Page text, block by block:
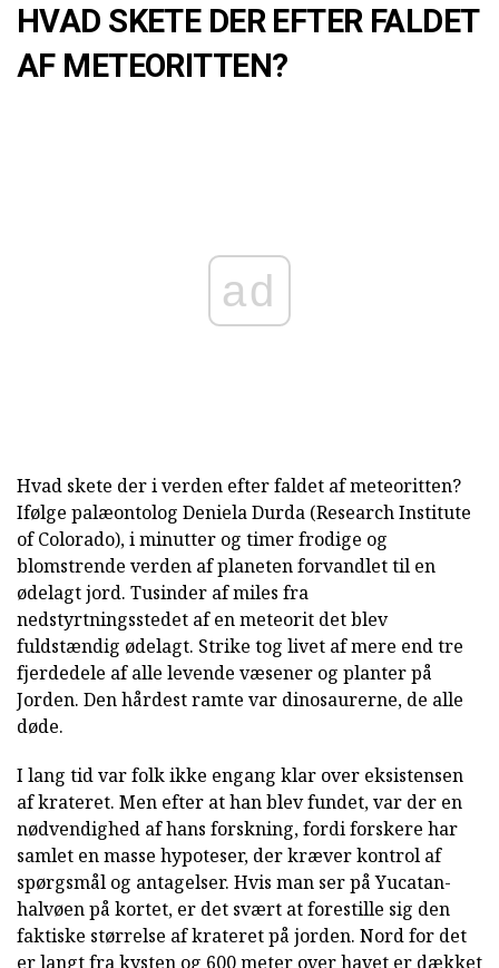
HVAD SKETE DER EFTER FALDET
AF METEORITTEN?
ad
Hvad skete der i verden efter faldet af meteoritten?
Ifølge palæontolog Deniela Durda (Research Institute
of Colorado), i minutter og timer frodige og
blomstrende verden af planeten forvandlet til en
ødelagt jord. Tusinder af miles fra
nedstyrtningsstedet af en meteorit det blev
fuldstændig ødelagt. Strike tog livet af mere end tre
fjerdedele af alle levende væsener og planter på
Jorden. Den hårdest ramte var dinosaurerne, de alle
døde.
I lang tid var folk ikke engang klar over eksistensen
af krateret. Men efter at han blev fundet, var der en
nødvendighed af hans forskning, fordi forskere har
samlet en masse hypoteser, der kræver kontrol af
spørgsmål og antagelser. Hvis man ser på Yucatan-
halvøen på kortet, er det svært at forestille sig den
faktiske størrelse af krateret på jorden. Nord for det
er langt fra kysten og 600 meter over havet er dækket